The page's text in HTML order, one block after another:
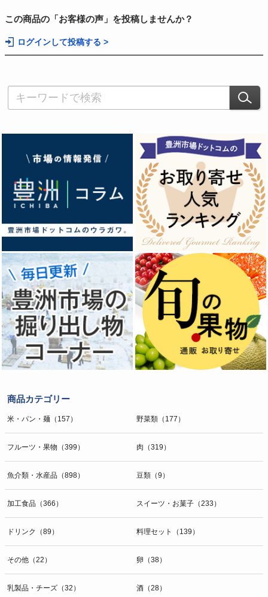
この商品の「お客様の声」を投稿しませんか？
ログインして投稿する >
商品カテゴリー
米・パン・麺（157） 野菜類（177）
フルーツ・果物（399） 肉（319）
魚介類・水産品（898） 豆類（9）
加工食品（366） スイーツ・お菓子（233）
ドリンク（89） 料理セット（139）
その他（22） 卵（38）
乳製品・チーズ（32） 酒（28）